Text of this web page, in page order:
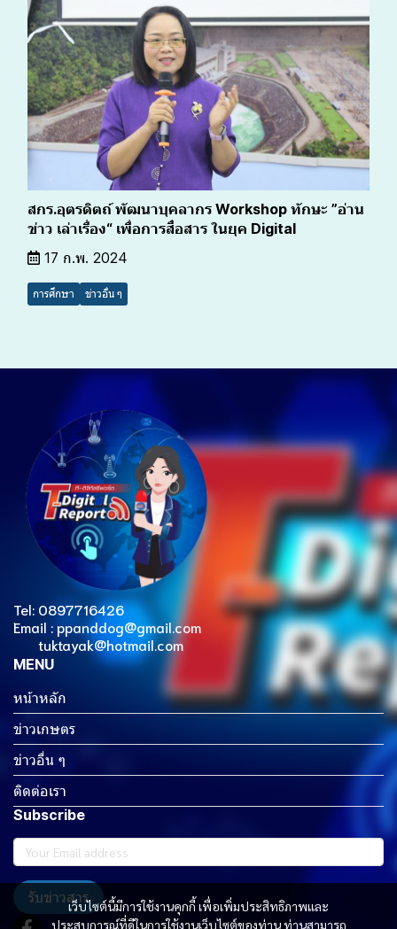
สกร.อุตรดิตถ์ พัฒนาบุคลากร Workshop ทักษะ ”อ่าน
ข่าว เล่าเรื่อง“ เพื่อการสื่อสาร ในยุค Digital
17 ก.พ. 2024
การศึกษา ข่าวอื่น ๆ
เว็บไซต์นี้มีการใช้งานคุกกี้ เพื่อเพิ่มประสิทธิภาพและ
ประสบการณ์ที่ดีในการใช้งานเว็บไซต์ของท่าน ท่านสามารถ
Tel: 0897716426
Email : ppanddog@gmail.com
tuktayak@hotmail.com
MENU
หน้าหลัก
ข่าวเกษตร
ข่าวอื่น ๆ
ติดต่อเรา
Subscribe
รับข่าวสาร